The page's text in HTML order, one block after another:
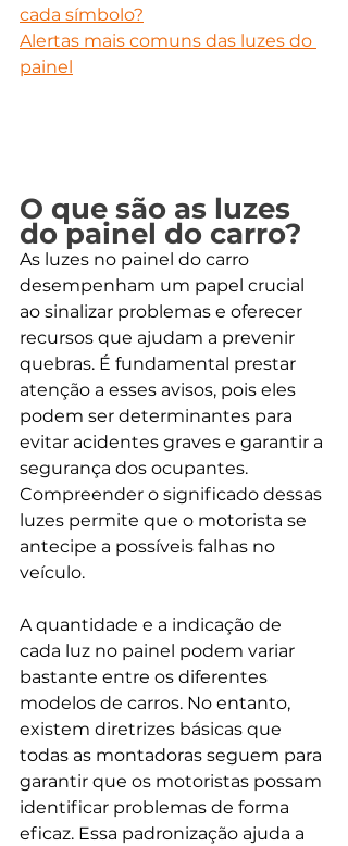
cada símbolo?
Alertas mais comuns das luzes do
painel
O que são as luzes
do painel do carro?
As luzes no painel do carro
desempenham um papel crucial
ao sinalizar problemas e oferecer
recursos que ajudam a prevenir
quebras. É fundamental prestar
atenção a esses avisos, pois eles
podem ser determinantes para
evitar acidentes graves e garantir a
segurança dos ocupantes.
Compreender o significado dessas
luzes permite que o motorista se
antecipe a possíveis falhas no
veículo.
A quantidade e a indicação de
cada luz no painel podem variar
bastante entre os diferentes
modelos de carros. No entanto,
existem diretrizes básicas que
todas as montadoras seguem para
garantir que os motoristas possam
identificar problemas de forma
eficaz. Essa padronização ajuda a